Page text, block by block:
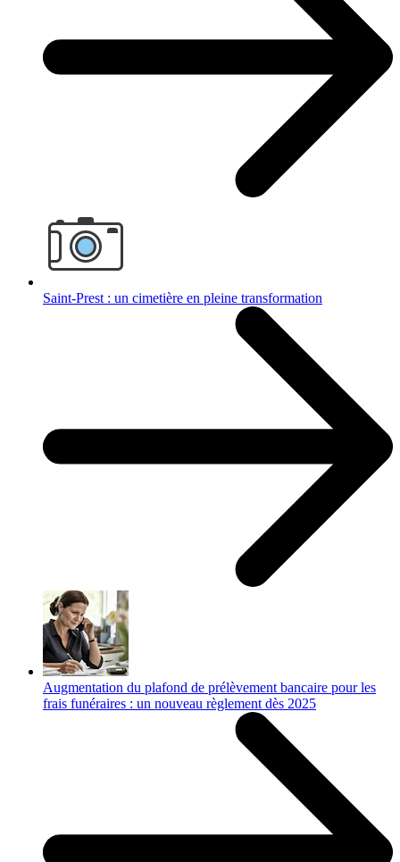
Saint-Prest : un cimetière en pleine transformation
Augmentation du plafond de prélèvement bancaire pour les
frais funéraires : un nouveau règlement dès 2025